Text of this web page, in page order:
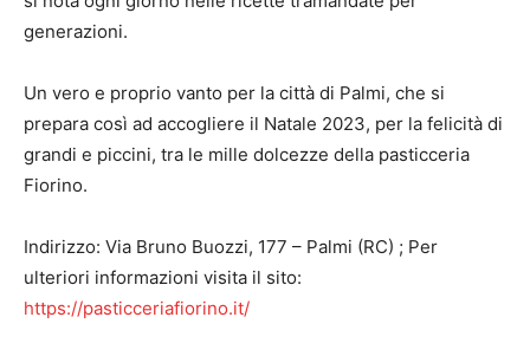
generazioni.
Un vero e proprio vanto per la città di Palmi, che si
prepara così ad accogliere il Natale 2023, per la felicità di
grandi e piccini, tra le mille dolcezze della pasticceria
Fiorino.
Indirizzo: Via Bruno Buozzi, 177 – Palmi (RC) ; Per
ulteriori informazioni visita il sito:
https://pasticceriafiorino.it/